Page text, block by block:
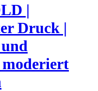
|
Druck |